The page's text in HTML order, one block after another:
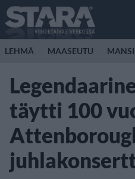
LEHMÄ MAASEUTU
täytti 100